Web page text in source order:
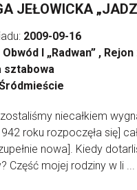
JEŁOWICKA
2009-09-16
Obwód I „Radwan” , Rejon
sztabowa
niecałkiem
roku rozpoczęła się]
nowa]. Kiedy
Część mojej rodziny w li ...